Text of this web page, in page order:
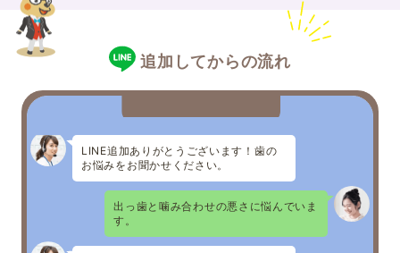
追加してからの流れ
LINE追加ありがとうございます！歯の
お悩みをお聞かせください。
出っ歯と噛み合わせの悪さに悩んでいま
す。